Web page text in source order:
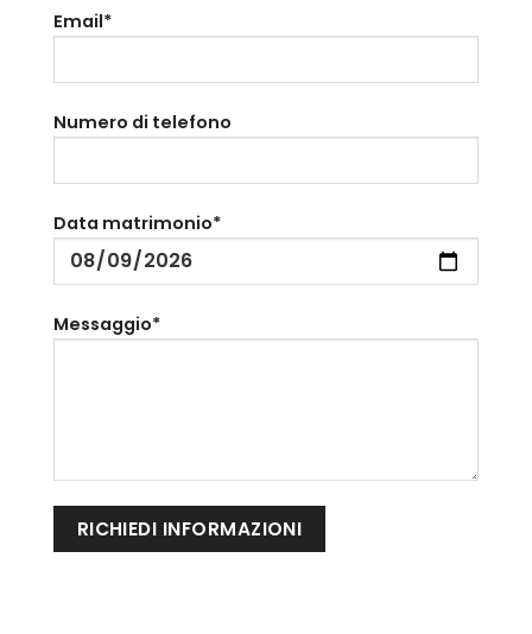
Email*
Numero di telefono
Data matrimonio*
Messaggio*